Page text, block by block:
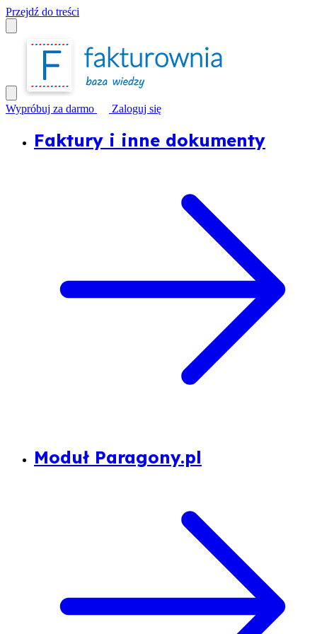
Przejdź do treści
Wypróbuj za darmo Zaloguj się
Faktury i inne dokumenty
Moduł Paragony.pl